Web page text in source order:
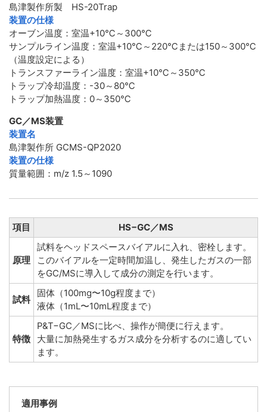
島津製作所製 HS-20Trap
装置の仕様
オーブン温度：室温+10℃～300℃
サンプルライン温度：室温+10℃～220℃または150～300℃
（温度設定による）
トランスファーライン温度：室温+10℃～350℃
トラップ冷却温度：-30～80℃
トラップ加熱温度：0～350℃
GC／MS装置
装置名
島津製作所 GCMS-QP2020
装置の仕様
質量範囲：m/z 1.5～1090
項目 HS−GC／MS
原理
試料をヘッドスペースバイアルに入れ、密栓します。
このバイアルを一定時間加温し、発生したガスの一部
をGC/MSに導入して成分の測定を行います。
試料
固体（100mg〜10g程度まで）
液体（1mL〜10mL程度まで）
特徴
P&T−GC／MSに比べ、操作が簡便に行えます。
大量に加熱発生するガス成分を分析するのに適してい
ます。
適用事例